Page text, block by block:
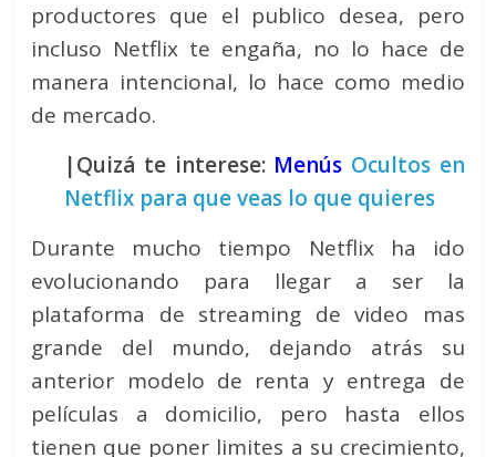
productores que el publico desea, pero
incluso Netflix te engaña, no lo hace de
manera intencional, lo hace como medio
de mercado.
|Quizá te interese: Menús Ocultos en
Netflix para que veas lo que quieres
Durante mucho tiempo Netflix ha ido
evolucionando para llegar a ser la
plataforma de streaming de video mas
grande del mundo, dejando atrás su
anterior modelo de renta y entrega de
películas a domicilio, pero hasta ellos
tienen que poner limites a su crecimiento,